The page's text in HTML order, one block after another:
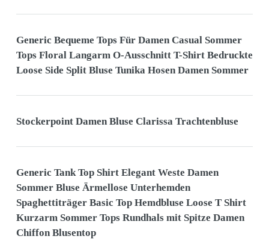
Generic Bequeme Tops Für Damen Casual Sommer
Tops Floral Langarm O-Ausschnitt T-Shirt Bedruckte
Loose Side Split Bluse Tunika Hosen Damen Sommer
Stockerpoint Damen Bluse Clarissa Trachtenbluse
Generic Tank Top Shirt Elegant Weste Damen
Sommer Bluse Ärmellose Unterhemden
Spaghettiträger Basic Top Hemdbluse Loose T Shirt
Kurzarm Sommer Tops Rundhals mit Spitze Damen
Chiffon Blusentop